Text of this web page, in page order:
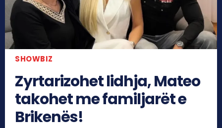
SHOWBIZ
Zyrtarizohet lidhja, Mateo
takohet me familjarët e
Brikenës!